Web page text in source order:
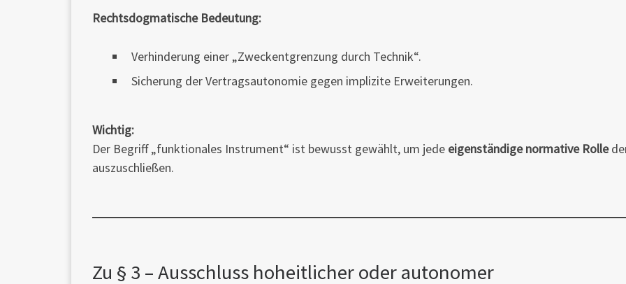
Rechtsdogmatische Bedeutung:
Verhinderung einer „Zweckentgrenzung durch Technik“.
Sicherung der Vertragsautonomie gegen implizite Erweiterungen.
Wichtig:
Der Begriff „funktionales Instrument“ ist bewusst gewählt, um jede eigenständige normative Rolle
auszuschließen.
Zu § 3 – Ausschluss hoheitlicher oder autonomer